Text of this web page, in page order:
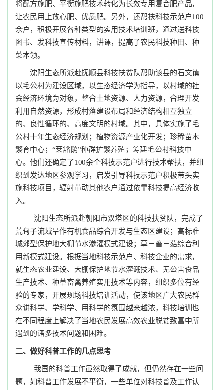
将配方施肥、平衡施肥技术转化为长效专用复合肥产品，
让农民用上放心肥、优质肥。另外，还帮扶科技示范户100
余户，积极开展各种类型的实用技术培训班，通过送科技
图书、 发科技宣传材料，讲课，提高了农民科技种田、种
菜本领。
沈阳生态所派赴抚顺县科技扶贫队帮助该县的石文镇
以毛公村为建设区域，以生态经济学为指导，以村域的社
会经济环境为对象，整合土地资源、人力资源，合理开发
利用自然资源，形成村落建设布局和经济结构相互独立
的、良性循环的、高度文明的村域。其中，具体实施了毛
公村十年生态经济规划；植物资源产业化开发；珍稀苗木
繁育中心；“莱豁鹅”种群扩繁养殖；筹建毛公村科技中
心。他们还确定了100余个科技示范户进行技术帮扶，并组
织到发达地区参观学习，启发引导科技示范户积极带头实
施科技项目，辐射带动其他农户通过依靠科技提高经济收
入。
沈阳生态所派赴朝阳市双塔区的科技扶贫队，完成了
荒甸子流域旱作有机食品综合开发与生态区建设；高标准
城郊型保护地大棚节水渗灌模式建设； 草－畜－菇综合利
用新模式建设。根据当地科技示范户、科技企业的需求，
就生态农业建设、大棚保护地节水灌溉技术、无公害食品
生产技术、种草畜禽养殖实用技术等内容，组织多位有经
验的专家，开展现场科技培训活动，使该地区广大农民群
众讲科学、学科学、用科学的氛围越来越浓，科技培训也
在不同程度上解决了当地农民发展高效农业脱贫致富中所
遇到的诸多技术问题和困难。
二、做好科普工作的几点思考
我国的科普工作虽然取得了成就，但仍然存在一些问
题，如科普工作发展不平衡，一些单位对科技普及工作认